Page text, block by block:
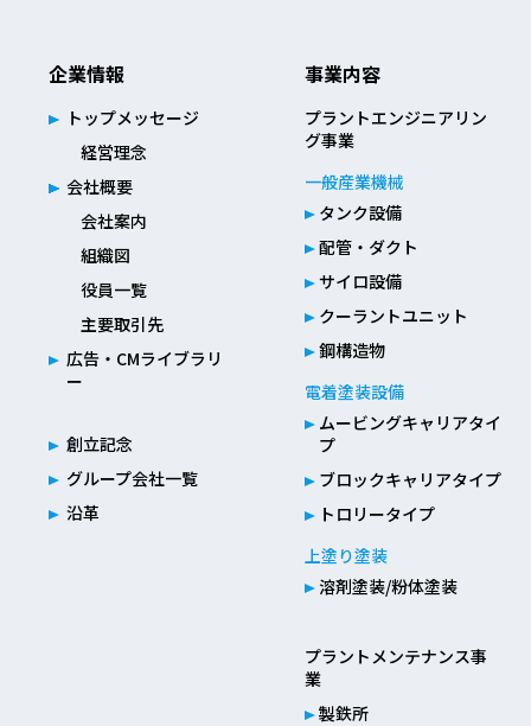
企業情報
トップメッセージ
経営理念
会社概要
会社案内
組織図
役員一覧
主要取引先
広告・CMライブラリ
ー
創立記念
グループ会社一覧
沿革
事業内容
プラントエンジニアリン
グ事業
一般産業機械
タンク設備
配管・ダクト
サイロ設備
クーラントユニット
鋼構造物
電着塗装設備
ムービングキャリアタイ
プ
ブロックキャリアタイプ
トロリータイプ
上塗り塗装
溶剤塗装/粉体塗装
プラントメンテナンス事
業
製鉄所